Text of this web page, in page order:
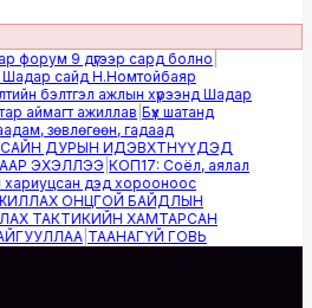
форум 9 дүгээр сард болно|
сайд Н.Номтойбаяр
бэлтгэл ажлын хүрээнд Шадар
аймагт ажиллав|Бүх шатанд
зөвлөгөөн, гадаад
ДУРЫН ИДЭВХТНҮҮДЭД
ЭХЭЛЛЭЭ|КОП17: Соёл, аялал
дэд хорооноос
ОНЦГОЙ БАЙДЛЫН
ТАКТИКИЙН ХАМТАРСАН
|ТААНАГҮЙ ГОВЬ